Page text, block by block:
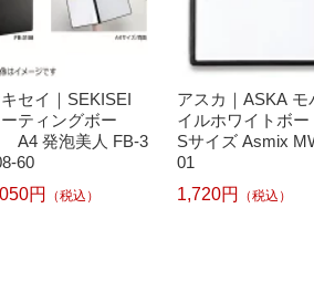
セイ｜SEKISEI
ーティングボー
A4 発泡美人 FB-3
60
円
（税込）
アスカ｜ASKA モ
イルホワイトボー
Sサイズ Asmix
01
1,720円
（税込）